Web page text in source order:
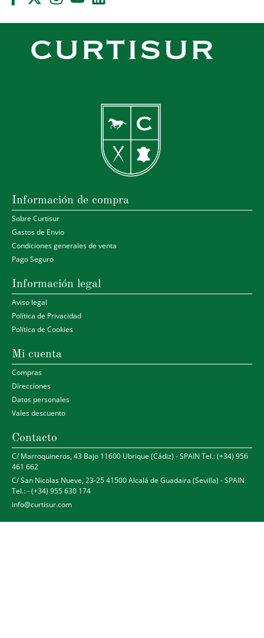
Información de compra
Sobre Curtisur
Gastos de Envio
Condiciones generales de venta
Pago Seguro
Información legal
Aviso legal
Política de Privacidad
Política de Cookies
Mi cuenta
Compras
Direcciones
Datos personales
Vales descuento
Contacto
C/ Marroquineros, 43 Bajo 11600 Ubrique (Cádiz) - SPAIN Tel.: (+34) 956
461 662
C/ San Nicolas Nueve, 23-25 41500 Alcalá de Guadaira (Sevilla) - SPAIN
Tel.: - (+34) 955 630 174
info@curtisur.com